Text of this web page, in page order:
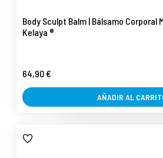
Body Sculpt Balm | Bálsamo Corporal
Kelaya ®
64,90 €
AÑADIR AL